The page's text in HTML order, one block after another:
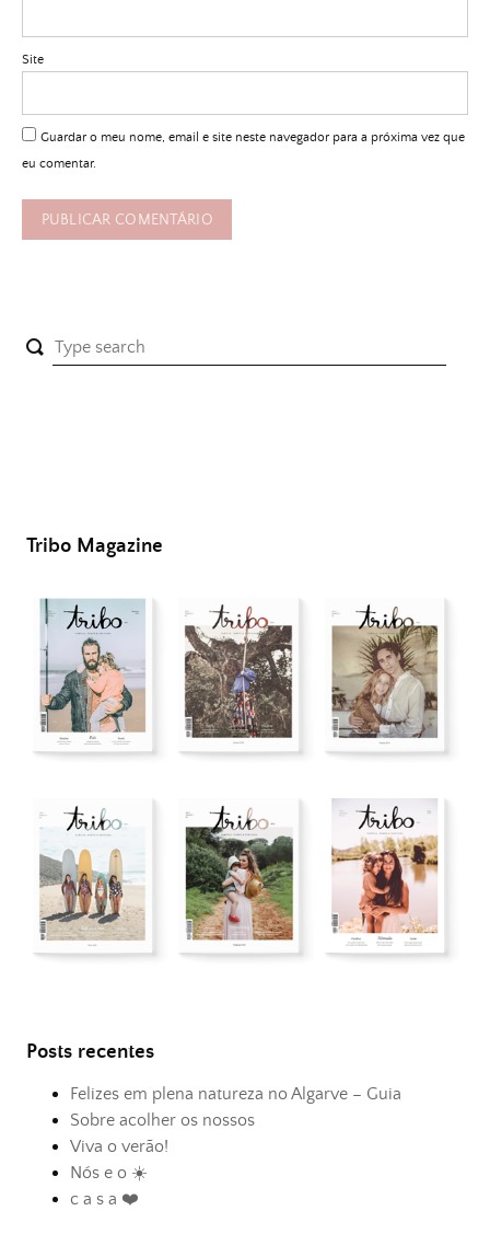
Site
Guardar o meu nome, email e site neste navegador para a próxima vez que
eu comentar.
Tribo Magazine
Posts recentes
Felizes em plena natureza no Algarve – Guia
Sobre acolher os nossos
Viva o verão!
Nós e o ☀️
c a s a ❤️